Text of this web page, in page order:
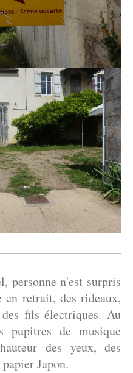
personne n'est surpris
retrait, des rideaux,
fils électriques. Au
de musique
des yeux, des
Japon.